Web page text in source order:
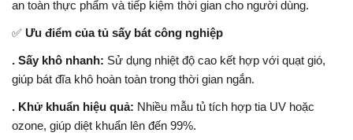
an toàn thực phẩm và tiếp kiệm thời gian cho người dùng.
✅ Ưu điểm của tủ sấy bát công nghiệp
. Sấy khô nhanh: Sử dụng nhiệt độ cao kết hợp với quạt gió,
giúp bát đĩa khô hoàn toàn trong thời gian ngắn.
. Khử khuẩn hiệu quả: Nhiều mẫu tủ tích hợp tia UV hoặc
ozone, giúp diệt khuẩn lên đến 99%.